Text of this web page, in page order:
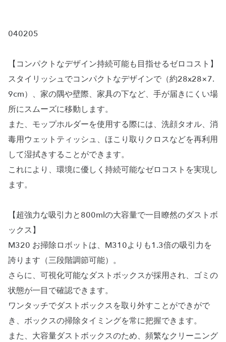
040205
【コンパクトなデザイン持続可能も目指せるゼロコスト】
スタイリッシュでコンパクトなデザインで（約28x28×7.
9cm）、家の隅や壁際、家具の下など、手が届きにくい場
所にスムーズに移動します。
また、モップホルダーを使用する際には、洗顔タオル、消
毒用ウェットティッシュ、ほこり取りクロスなどを再利用
して湿拭きすることができます。
これにより、環境に優しく持続可能なゼロコストを実現し
ます。
【超強力な吸引力と800mlの大容量で一目瞭然のダストボ
ックス】
M320 お掃除ロボットは、M310よりも1.3倍の吸引力を
誇ります（三段階調節可能）。
さらに、可視化可能なダストボックスが採用され、ゴミの
状態が一目で確認できます。
ワンタッチでダストボックスを取り外すことができがで
き、ボックスの掃除タイミングを常に把握できます。
また、大容量ダストボックスのため、頻繁なクリーニング